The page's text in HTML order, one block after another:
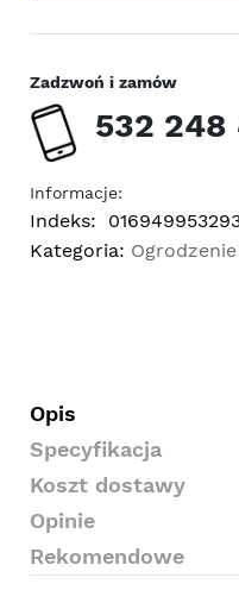
Zadzwoń i zamów
532 248
Informacje:
Indeks:
Kategoria:
Opis
Specyfikacja
Koszt dostawy
Opinie
Rekomendowe